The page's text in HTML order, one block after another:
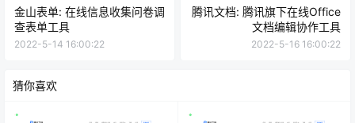
金山表单: 在线信息收集问卷调
查表单工具
2022-5-14 16:00:22
腾讯文档: 腾讯旗下在线Office
文档编辑协作工具
2022-5-16 16:00:22
猜你喜欢